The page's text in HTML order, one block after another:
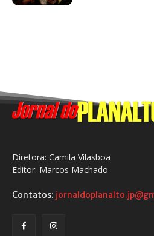
Diretora: Camila Vilasboa
Editor: Marcos Machado
Contatos: